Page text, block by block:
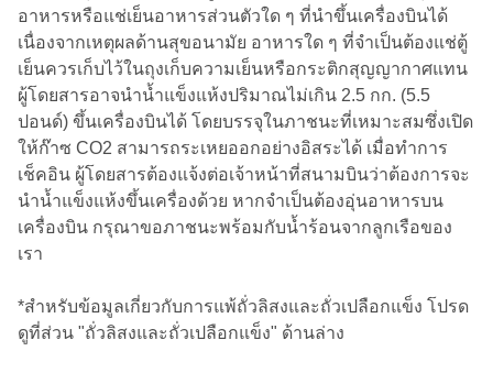
อาหารหรือแช่เย็นอาหารส่วนตัวใด ๆ ที่นำขึ้นเครื่องบินได้
เนื่องจากเหตุผลด้านสุขอนามัย อาหารใด ๆ ที่จำเป็นต้องแช่ตู้
เย็นควรเก็บไว้ในถุงเก็บความเย็นหรือกระติกสุญญากาศแทน
ผู้โดยสารอาจนำน้ำแข็งแห้งปริมาณไม่เกิน 2.5 กก. (5.5
ปอนด์) ขึ้นเครื่องบินได้ โดยบรรจุในภาชนะที่เหมาะสมซึ่งเปิด
ให้ก๊าซ CO2 สามารถระเหยออกอย่างอิสระได้ เมื่อทำการ
เช็คอิน ผู้โดยสารต้องแจ้งต่อเจ้าหน้าที่สนามบินว่าต้องการจะ
นำน้ำแข็งแห้งขึ้นเครื่องด้วย หากจำเป็นต้องอุ่นอาหารบน
เครื่องบิน กรุณาขอภาชนะพร้อมกับน้ำร้อนจากลูกเรือของ
เรา
*สําหรับข้อมูลเกี่ยวกับการแพ้ถั่วลิสงและถั่วเปลือกแข็ง โปรด
ดูที่ส่วน "ถั่วลิสงและถั่วเปลือกแข็ง" ด้านล่าง